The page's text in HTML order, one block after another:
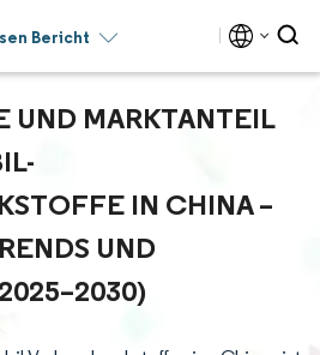
Bericht
MARKTANTEIL F
V
IN CHINA – W
UND P